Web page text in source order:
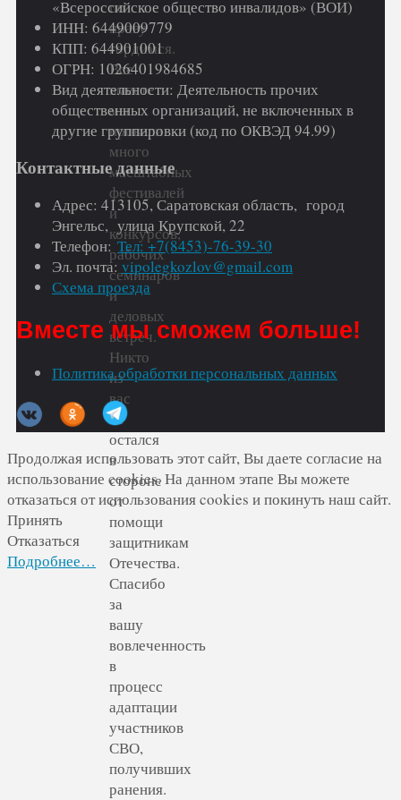
по
праву
гордимся.
Все
вместе
мы
провели
много
масштабных
фестивалей
и
конкурсов,
рабочих
семинаров
и
деловых
встреч.
Никто
из
вас
не
остался
в
стороне
от
помощи
защитникам
Отечества.
Спасибо
за
вашу
вовлеченность
в
процесс
адаптации
участников
СВО,
получивших
ранения.
«Всероссийское общество инвалидов» (ВОИ)
ИНН: 6449009779
КПП: 644901001
ОГРН: 1026401984685
Вид деятельности: Деятельность прочих
общественных организаций, не включенных в
другие группировки (код по ОКВЭД 94.99)
Контактные данные
Адрес: 413105, Саратовская область, город
Энгельс, улица Крупской, 22
Телефон:Тел: +7(8453)-76-39-30
Эл. почта:vipolegkozlov@gmail.com
Схема проезда
Вместе мы сможем больше!
Политика обработки персональных данных
Продолжая использовать этот сайт, Вы даете согласие на
использование cookies. На данном этапе Вы можете
отказаться от использования cookies и покинуть наш сайт.
Принять
Отказаться
Подробнее…